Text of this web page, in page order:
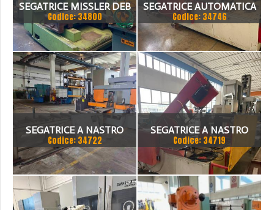
SEGATRICE MISSLER DEB
650 CE
Codice: 34800
SEGATRICE AUTOMATICA
BTM A TAGLIO A GRADI
Codice: 34746
SEGATRICE A NASTRO
AUTOMATICA FIS 500
Codice: 34722
SEGATRICE A NASTRO
BIANCO/BTM 50.33 CNC
Codice: 34719